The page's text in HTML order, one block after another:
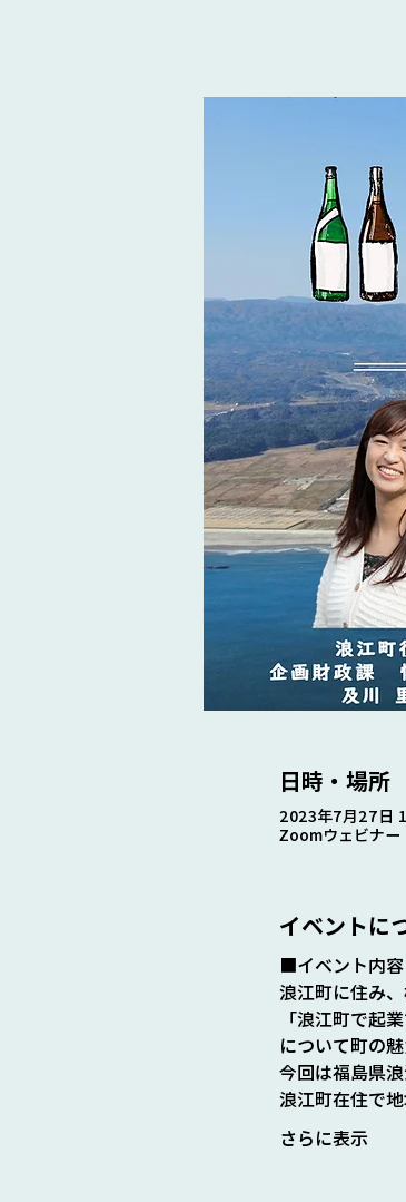
日時・場所
2023年7月27日
Zoomウェビナー
イベントに
■イベント内
浪江町に住み
「浪江町で起
について町の
今回は福島県
浪江町在住で
さらに表示